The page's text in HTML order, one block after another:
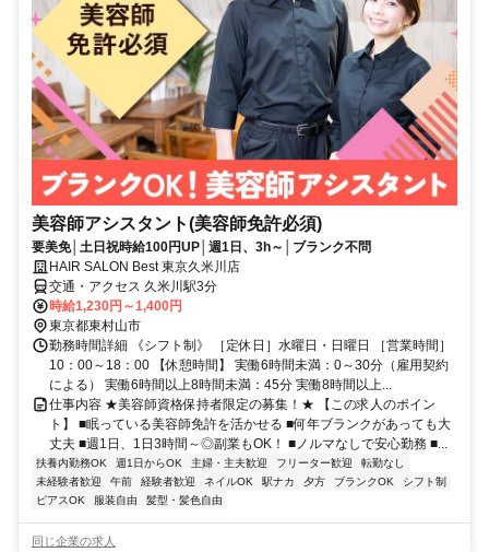
美容師アシスタント(美容師免許必須)
要美免│土日祝時給100円UP│週1日、3h～│ブランク不問
HAIR SALON Best 東京久米川店
交通・アクセス 久米川駅3分
時給1,230円～1,400円
東京都東村山市
勤務時間詳細 《シフト制》 ［定休日］水曜日・日曜日 ［営業時間］
10：00～18：00 【休憩時間】 実働6時間未満：0～30分（雇用契約
による） 実働6時間以上8時間未満：45分 実働8時間以上...
仕事内容 ★美容師資格保持者限定の募集！★ 【この求人のポイン
ト】 ■眠っている美容師免許を活かせる ■何年ブランクがあっても大
丈夫 ■週1日、1日3時間～◎副業もOK！ ■ノルマなしで安心勤務 ■...
扶養内勤務OK 週1日からOK 主婦・主夫歓迎 フリーター歓迎
転勤なし
未経験者歓迎
午前 経験者歓迎 ネイルOK 駅ナカ 夕方 ブランクOK
シフト制
ピアスOK
服装自由 髪型・髪色自由
同じ企業の求人